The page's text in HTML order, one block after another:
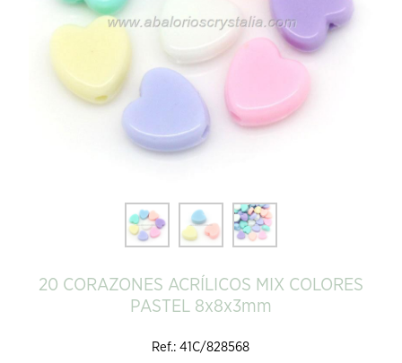
20 CORAZONES ACRÍLICOS MIX COLORES
PASTEL 8x8x3mm
Ref.: 41C/828568